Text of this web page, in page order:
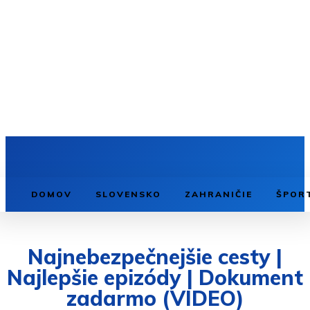
DOMOV SLOVENSKO ZAHRANIČIE
Najnebezpečnejšie cesty |
Najlepšie epizódy | Dokument
zadarmo (VIDEO)